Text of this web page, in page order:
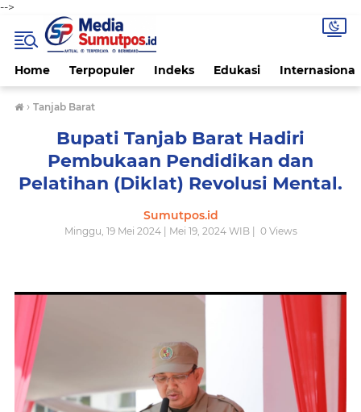
-->
Home Terpopuler Indeks Edukasi Internasional
› Tanjab Barat
Bupati Tanjab Barat Hadiri
Pembukaan Pendidikan dan
Pelatihan (Diklat) Revolusi Mental.
Sumutpos.id
Minggu, 19 Mei 2024 | Mei 19, 2024 WIB | 0Views